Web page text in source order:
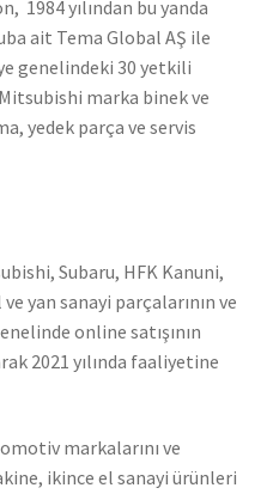
1984 yılından bu yanda
ait Tema Global AŞ ile
genelindeki 30 yetkili
marka binek ve
yedek parça ve servis
Subaru, HFK Kanuni,
yan sanayi parçalarının ve
online satışının
2021 yılında faaliyetine
markalarını ve
ikince el sanayi ürünleri